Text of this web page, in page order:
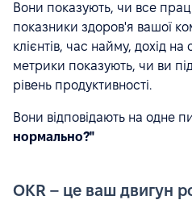
Вони показують, чи все
показники здоров'я вашої
клієнтів, час найму, дохід на
метрики показують, чи ви
рівень продуктивності.
Вони відповідають на одне
нормально?"
OKR – це ваш двигун